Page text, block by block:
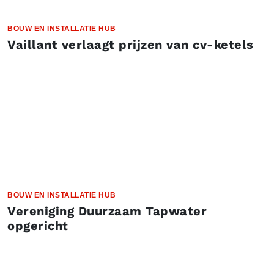
BOUW EN INSTALLATIE HUB
Vaillant verlaagt prijzen van cv-ketels
BOUW EN INSTALLATIE HUB
Vereniging Duurzaam Tapwater
opgericht